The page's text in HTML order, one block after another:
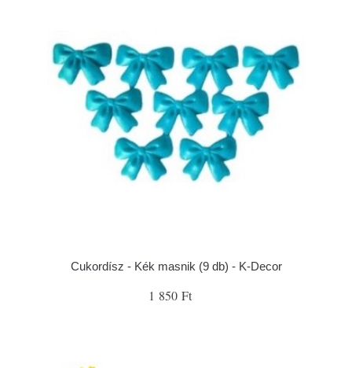
Cukordísz - Kék masnik (9 db) - K-Decor
1 850 Ft